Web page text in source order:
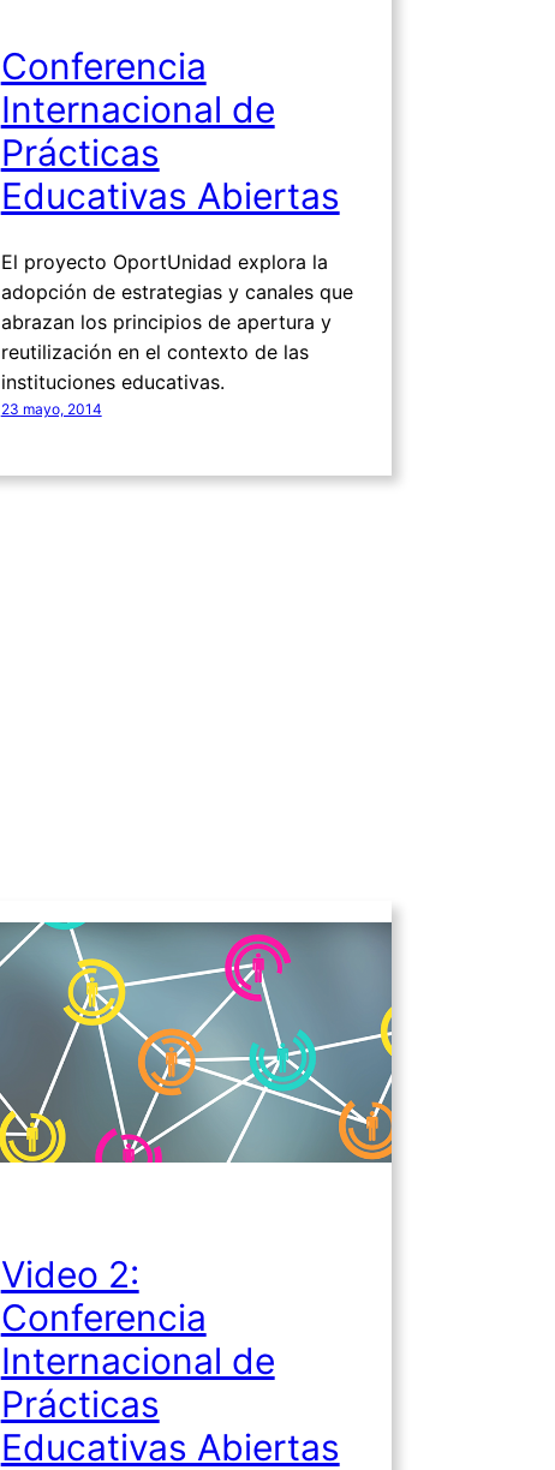
Conferencia
Internacional de
Prácticas
Educativas Abiertas
El proyecto OportUnidad explora la
adopción de estrategias y canales que
abrazan los principios de apertura y
reutilización en el contexto de las
instituciones educativas.
23 mayo, 2014
Video 2:
Conferencia
Internacional de
Prácticas
Educativas Abiertas